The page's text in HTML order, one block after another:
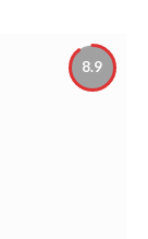
8.9